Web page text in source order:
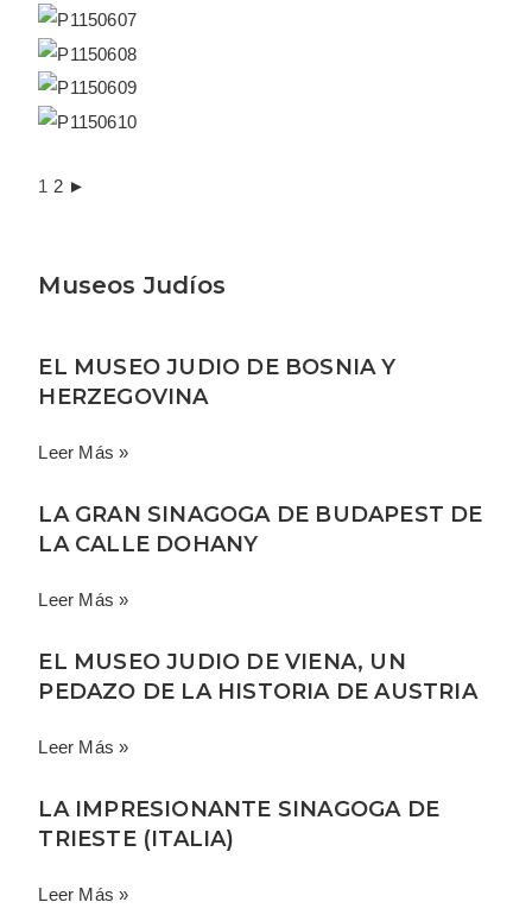
1 2 ►
Museos Judíos
EL MUSEO JUDIO DE BOSNIA Y
HERZEGOVINA
Leer Más »
LA GRAN SINAGOGA DE BUDAPEST DE
LA CALLE DOHANY
Leer Más »
EL MUSEO JUDIO DE VIENA, UN
PEDAZO DE LA HISTORIA DE AUSTRIA
Leer Más »
LA IMPRESIONANTE SINAGOGA DE
TRIESTE (ITALIA)
Leer Más »